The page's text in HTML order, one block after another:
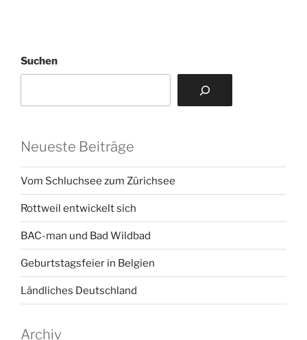
Suchen
Neueste Beiträge
Vom Schluchsee zum Zürichsee
Rottweil entwickelt sich
BAC-man und Bad Wildbad
Geburtstagsfeier in Belgien
Ländliches Deutschland
Archiv